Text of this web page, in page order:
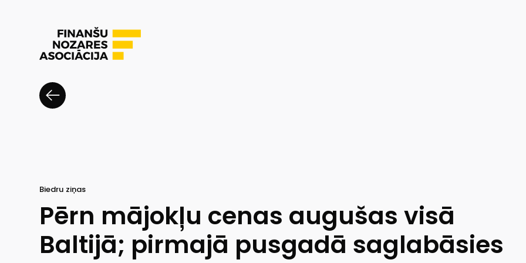
Biedru ziņas
Pērn mājokļu cenas augušas visā
Baltijā; pirmajā pusgadā saglabāsies